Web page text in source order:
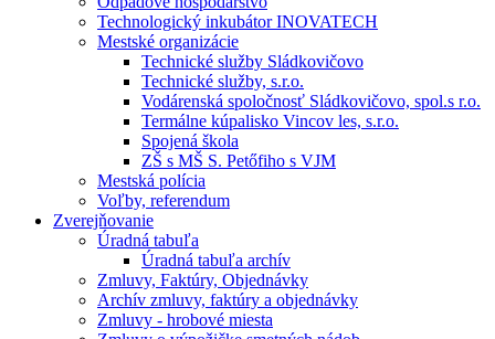
Technologický inkubátor INOVATECH
Mestské organizácie
Technické služby Sládkovičovo
Technické služby, s.r.o.
Vodárenská spoločnosť Sládkovičovo, spol.s r.o.
Termálne kúpalisko Vincov les, s.r.o.
Spojená škola
ZŠ s MŠ S. Petőfiho s VJM
Mestská polícia
Voľby, referendum
Zverejňovanie
Úradná tabuľa
Úradná tabuľa archív
Zmluvy, Faktúry, Objednávky
Archív zmluvy, faktúry a objednávky
Zmluvy - hrobové miesta